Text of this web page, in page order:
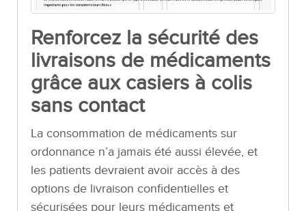
Renforcez la sécurité des
livraisons de médicaments
grâce aux casiers à colis
sans contact
La consommation de médicaments sur
ordonnance n’a jamais été aussi élevée, et
les patients devraient avoir accès à des
options de livraison confidentielles et
sécurisées pour leurs médicaments et